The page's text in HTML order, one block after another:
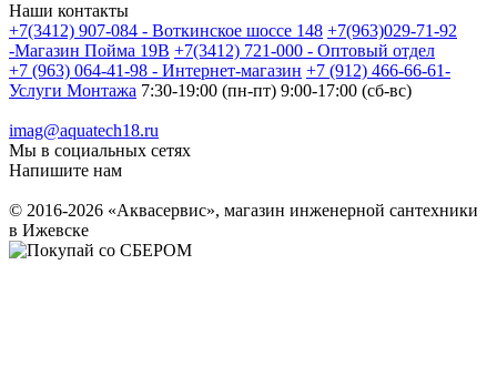
Наши контакты
+7(3412) 907-084 - Воткинское шоссе 148 +7(963)029-71-92
-Магазин Пойма 19В +7(3412) 721-000 - Оптовый отдел
+7 (963) 064-41-98 - Интернет-магазин +7 (912) 466-66-61-
Услуги Монтажа 7:30-19:00 (пн-пт) 9:00-17:00 (сб-вс)
imag@aquatech18.ru
Мы в социальных сетях
Напишите нам
© 2016-2026 «Аквасервис», магазин инженерной сантехники
в Ижевске